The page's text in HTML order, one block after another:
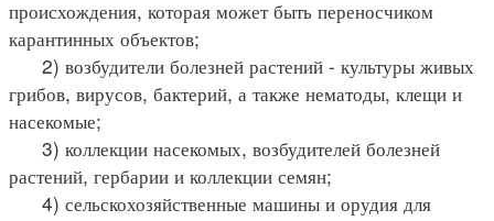
происхождения, которая может быть переносчиком
карантинных объектов;
2) возбудители болезней растений - культуры живых
грибов, вирусов, бактерий, а также нематоды, клещи и
насекомые;
3) коллекции насекомых, возбудителей болезней
растений, гербарии и коллекции семян;
4) сельскохозяйственные машины и орудия для